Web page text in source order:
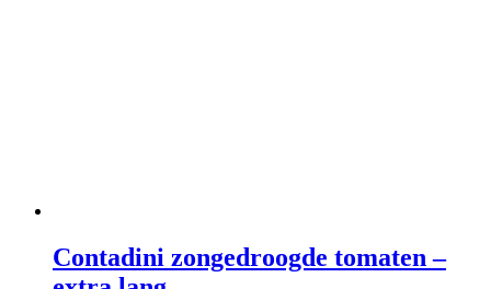
Contadini zongedroogde tomaten –